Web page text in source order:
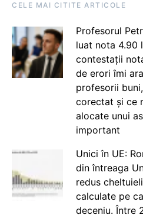
CELE MAI CITITE ARTICOLE
Profesorul
luat nota 4.90
contestații
de erori îmi
profesorii
corectat și ce
alocate unui
important
Unici în UE:
din întreaga
redus
calculate pe
deceniu. Între